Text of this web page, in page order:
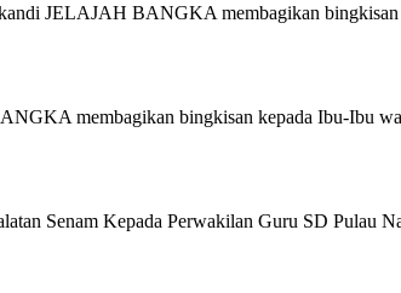
JELAJAH BANGKA membagikan
membagikan bingkisan kepada Ibu-Ibu
Senam Kepada Perwakilan Guru SD Pulau